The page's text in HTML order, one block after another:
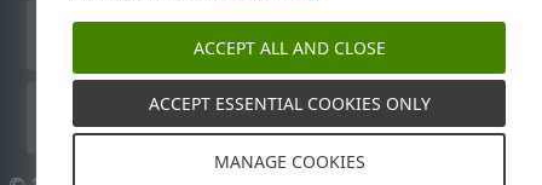
ESET пайдаланушы нұсқаулықтары
ACCEPT ALL AND CLOSE
ACCEPT ESSENTIAL COOKIES ONLY
MANAGE COOKIES